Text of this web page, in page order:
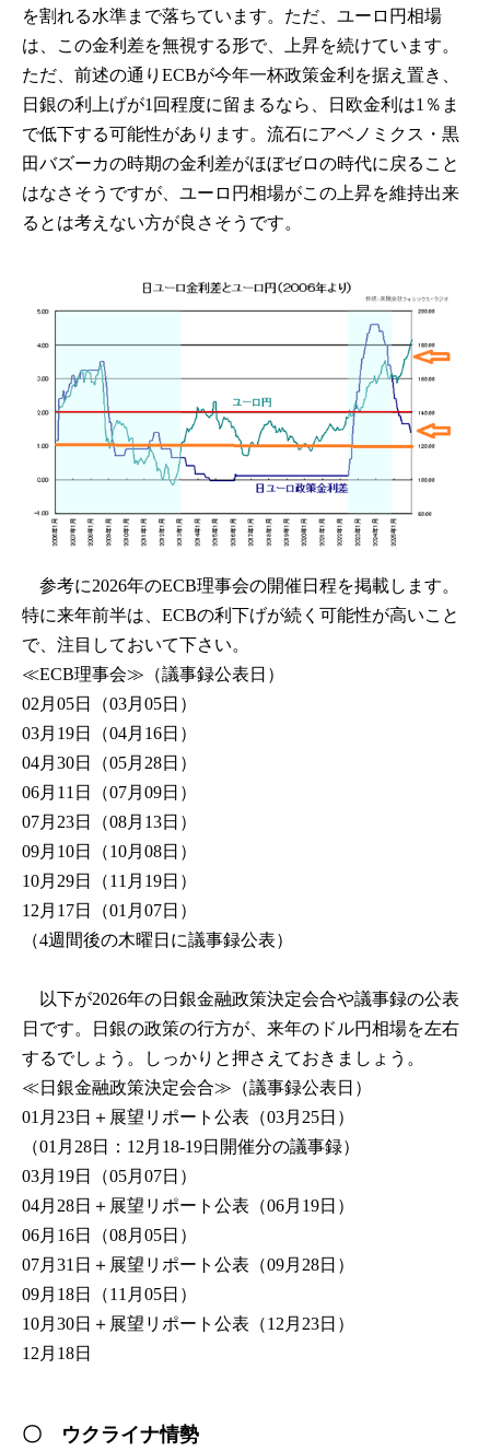
を割れる水準まで落ちています。ただ、ユーロ円相場
は、この金利差を無視する形で、上昇を続けています。
ただ、前述の通りECBが今年一杯政策金利を据え置き、
日銀の利上げが1回程度に留まるなら、日欧金利は1％ま
で低下する可能性があります。流石にアベノミクス・黒
田バズーカの時期の金利差がほぼゼロの時代に戻ること
はなさそうですが、ユーロ円相場がこの上昇を維持出来
るとは考えない方が良さそうです。
参考に2026年のECB理事会の開催日程を掲載します。
特に来年前半は、ECBの利下げが続く可能性が高いこと
で、注目しておいて下さい。
≪ECB理事会≫（議事録公表日）
02月05日（03月05日）
03月19日（04月16日）
04月30日（05月28日）
06月11日（07月09日）
07月23日（08月13日）
09月10日（10月08日）
10月29日（11月19日）
12月17日（01月07日）
（4週間後の木曜日に議事録公表）
以下が2026年の日銀金融政策決定会合や議事録の公表
日です。日銀の政策の行方が、来年のドル円相場を左右
するでしょう。しっかりと押さえておきましょう。
≪日銀金融政策決定会合≫（議事録公表日）
01月23日＋展望リポート公表（03月25日）
（01月28日：12月18-19日開催分の議事録）
03月19日（05月07日）
04月28日＋展望リポート公表（06月19日）
06月16日（08月05日）
07月31日＋展望リポート公表（09月28日）
09月18日（11月05日）
10月30日＋展望リポート公表（12月23日）
12月18日
〇 ウクライナ情勢